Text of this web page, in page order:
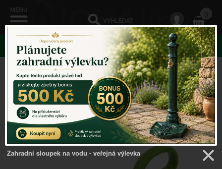
0
KATEGORIE
Venkovský domov ->Doplňky do kuchyně-> Nůžky na
pažitku 20cm
Zahradní sloupek na vodu - veřejná výlevka